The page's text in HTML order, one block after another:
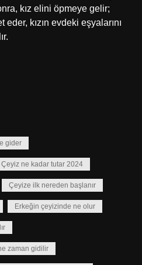
kız elini öpmeye gelir;
eder, kızın evdeki eşyalarını
gider
Çeyiz ne kadar tutar 2024
Çeyize ilk nereden başlanır
Erkeğin çeyizinde ne olur
zaman gidilir